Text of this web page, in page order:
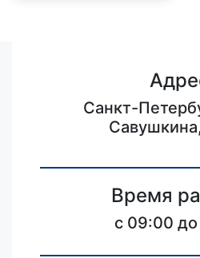
Санкт-
Время
c 09:00 до